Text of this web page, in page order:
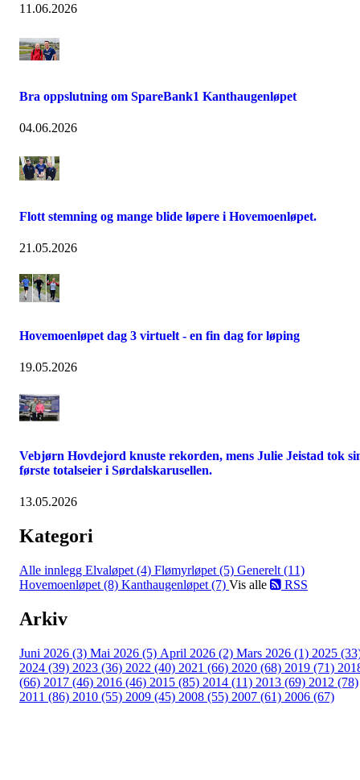
11.06.2026
Bra oppslutning om SpareBank1 Kanthaugenløpet
04.06.2026
Flott stemning og mange blide løpere i Hovemoenløpet.
21.05.2026
Hovemoenløpet dag 3 virtuelt - en fin dag for løping
19.05.2026
Vebjørn Hovdejord knuste rekorden, mens Julie Jeistad tok
første totalseier i Sørdalskarusellen.
13.05.2026
Kategori
Alle innlegg Elvaløpet (4) Flømyrløpet (5) Generelt (11)
Hovemoenløpet (8) Kanthaugenløpet (7) Vis alle RSS
Arkiv
Juni 2026 (3) Mai 2026 (5) April 2026 (2) Mars 2026 (1) 2025
2024 (39) 2023 (36) 2022 (40) 2021 (66) 2020 (68) 2019 (71)
(66) 2017 (46) 2016 (46) 2015 (85) 2014 (11) 2013 (69) 2012 (78)
2011 (86) 2010 (55) 2009 (45) 2008 (55) 2007 (61) 2006 (67)